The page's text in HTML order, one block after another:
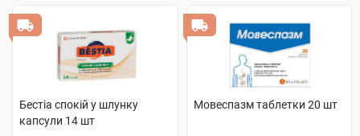
Бестіа спокій у шлунку
капсули 14 шт
Мовеспазм таблетки 20 шт